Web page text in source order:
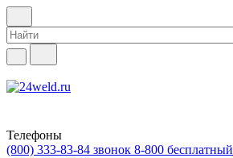
Телефоны
(800) 333-83-84 звонок 8-800 бесплатный